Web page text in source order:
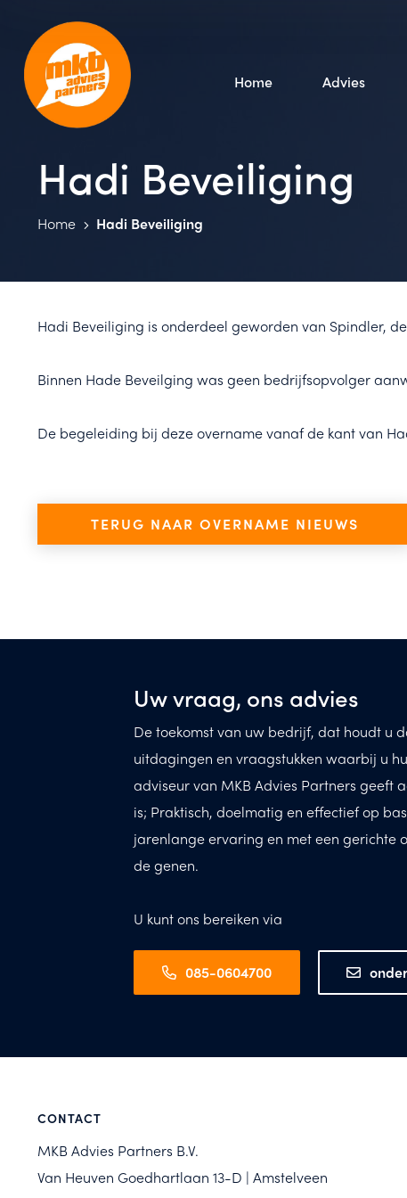
Home
Advies
Hadi Beveiliging
Home Hadi Beveiliging
Hadi Beveiliging is onderdeel geworden van Spindler,
Binnen Hade Beveilging was geen bedrijfsopvolger
De begeleiding bij deze overname vanaf de kant van
TERUG NAAR OVERNAME NIEUWS
Uw vraag, ons advies
De toekomst van uw bedrijf, dat houdt u
uitdagingen en vraagstukken waarbij u
adviseur van MKB Advies Partners geeft
is; Praktisch, doelmatig en effectief op
jarenlange ervaring en met een gerichte
de genen.
U kunt ons bereiken via
085-0604700
CONTACT
MKB Advies Partners B.V.
Van Heuven Goedhartlaan 13-D | Amstelveen